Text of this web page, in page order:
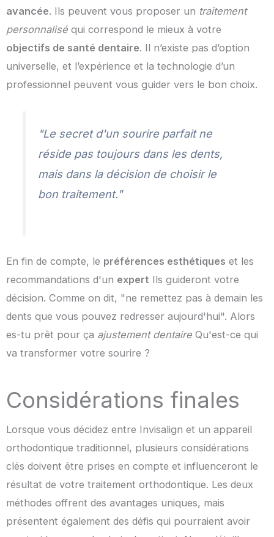
avancée. Ils peuvent vous proposer un traitement
personnalisé qui correspond le mieux à votre
objectifs de santé dentaire. Il n’existe pas d’option
universelle, et l’expérience et la technologie d’un
professionnel peuvent vous guider vers le bon choix.
"Le secret d'un sourire parfait ne
réside pas toujours dans les dents,
mais dans la décision de choisir le
bon traitement."
En fin de compte, le préférences esthétiques et les
recommandations d'un expert Ils guideront votre
décision. Comme on dit, "ne remettez pas à demain les
dents que vous pouvez redresser aujourd'hui". Alors
es-tu prêt pour ça ajustement dentaire Qu'est-ce qui
va transformer votre sourire ?
Considérations finales
Lorsque vous décidez entre Invisalign et un appareil
orthodontique traditionnel, plusieurs considérations
clés doivent être prises en compte et influenceront le
résultat de votre traitement orthodontique. Les deux
méthodes offrent des avantages uniques, mais
présentent également des défis qui pourraient avoir